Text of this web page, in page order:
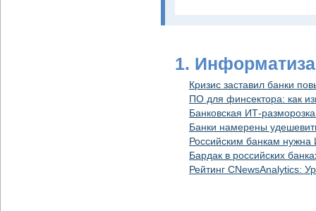
1.
Кризис заставил банки
ПО для финсектора: как
Банковская ИТ-
Банки намерены
Российским банкам нужна
Бардак в российских
Рейтинг CNewsAnalytics: